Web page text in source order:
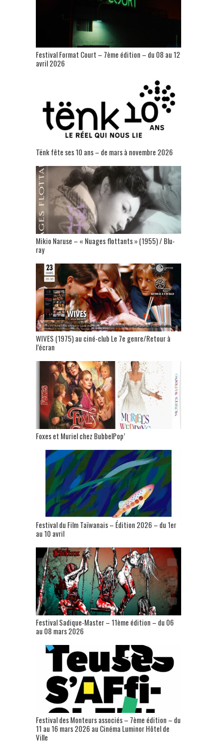
Festival Format Court – 7ème édition – du 08 au 12
avril 2026
Tënk fête ses 10 ans – de mars à novembre 2026
Mikio Naruse – « Nuages flottants » (1955) / Blu-
ray
WIVES (1975) au ciné-club Le 7e genre/Retour à
l’écran
Foxes et Muriel chez BubbelPop’
Festival du Film Taïwanais – Édition 2026 – du 1er
au 10 avril
Festival Sadique-Master – 11ème édition – du 06
au 08 mars 2026
Festival des Monteurs associés – 7ème édition – du
11 au 16 mars 2026 au Cinéma Luminor Hôtel de
Ville